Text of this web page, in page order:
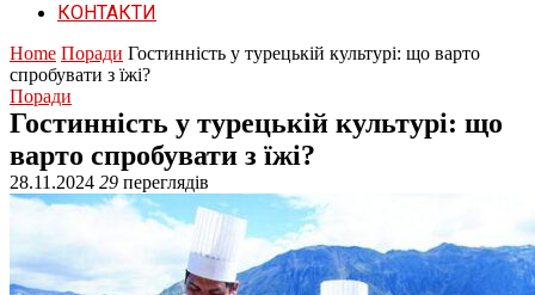
КОНТАКТИ
Home Поради Гостинність у турецькій культурі: що варто
спробувати з їжі?
Поради
Гостинність у турецькій культурі: що
варто спробувати з їжі?
28.11.2024 29 переглядів